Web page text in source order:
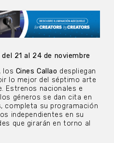
21 al 24 de noviembre
los Cines Callao despliegan
lo mejor del séptimo arte
Estrenos nacionales e
géneros se dan cita en
completa su programación
independientes en su
que girarán en torno al